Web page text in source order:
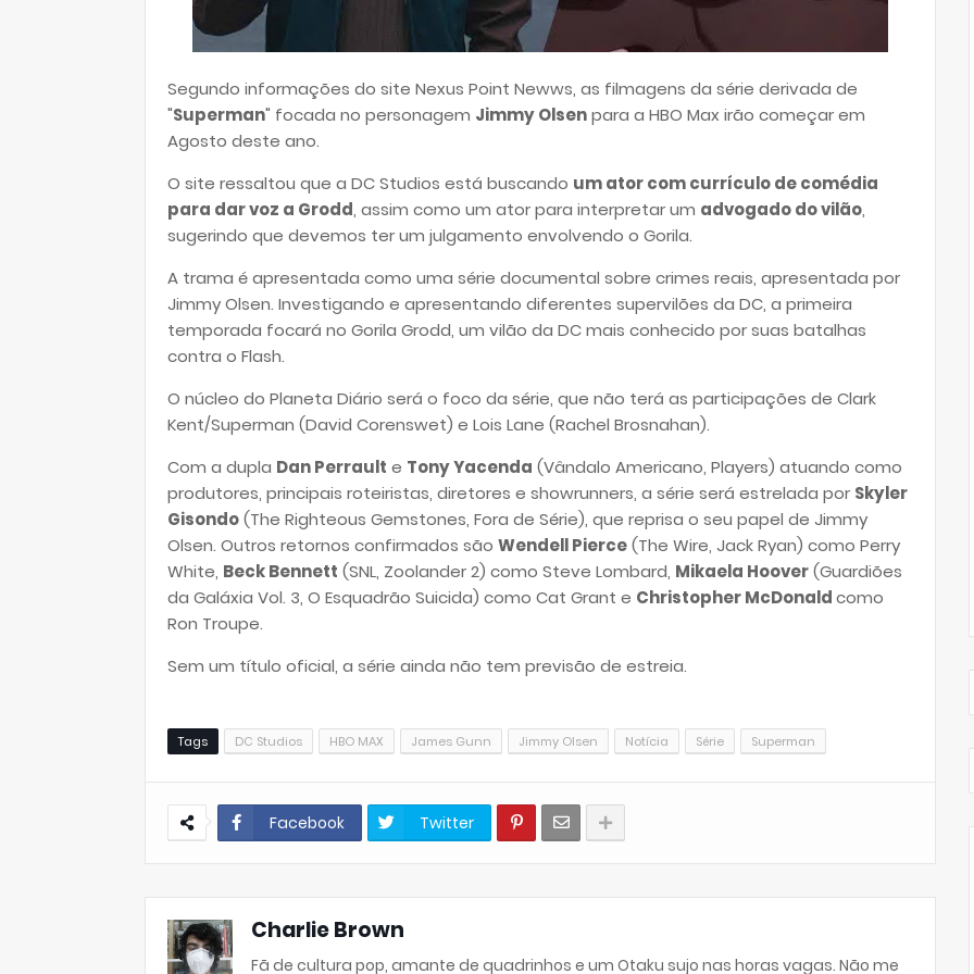
Segundo informações do site Nexus Point Newws, as filmagens da série derivada de
"Superman" focada no personagem Jimmy Olsenpara a HBO Max irão começar em
Agosto deste ano.
O site ressaltou que a DC Studios está buscando um ator com currículo de comédia
para dar voz a Grodd, assim como um ator para interpretar um advogado do vilão,
sugerindo que devemos ter um julgamento envolvendo o Gorila.
A trama é apresentada como uma série documental sobre crimes reais, apresentada por
Jimmy Olsen. Investigando e apresentando diferentes supervilões da DC, a primeira
temporada focará no Gorila Grodd, um vilão da DC mais conhecido por suas batalhas
contra o Flash.
O núcleo do Planeta Diário será o foco da série, que não terá as participações de Clark
Kent/Superman (David Corenswet) e Lois Lane (Rachel Brosnahan).
Com a dupla Dan Perrault e Tony Yacenda (Vândalo Americano, Players) atuando como
produtores, principais roteiristas, diretores e showrunners, a série será estrelada por Skyler
Gisondo(The Righteous Gemstones, Fora de Série), que reprisa o seu papel de Jimmy
Olsen. Outros retornos confirmados são Wendell Pierce(The Wire, Jack Ryan) como Perry
White, Beck Bennett (SNL, Zoolander 2) como Steve Lombard, Mikaela Hoover(Guardiões
da Galáxia Vol. 3, O Esquadrão Suicida) como Cat Grant e Christopher McDonaldcomo
Ron Troupe.
Sem um título oficial, a série ainda não tem previsão de estreia.
Tags DC Studios HBO MAX James Gunn Jimmy Olsen Notícia Série Superman
Facebook Twitter
Charlie Brown
Fã de cultura pop, amante de quadrinhos e um Otaku sujo nas horas vagas. Não me